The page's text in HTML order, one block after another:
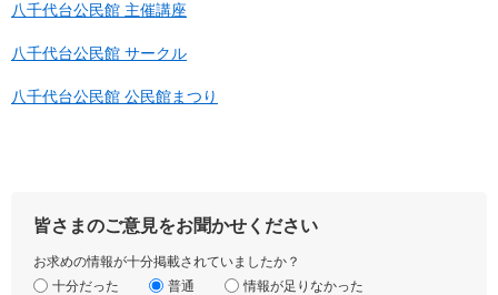
八千代台公民館 主催講座
八千代台公民館 サークル
八千代台公民館 公民館まつり
皆さまのご意見をお聞かせください
お求めの情報が十分掲載されていましたか？
十分だった
普通 情報が足りなかった